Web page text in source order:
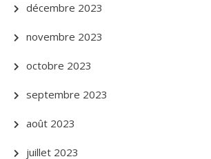
décembre 2023
novembre 2023
octobre 2023
septembre 2023
août 2023
juillet 2023